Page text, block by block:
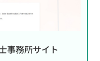
事務所サイト